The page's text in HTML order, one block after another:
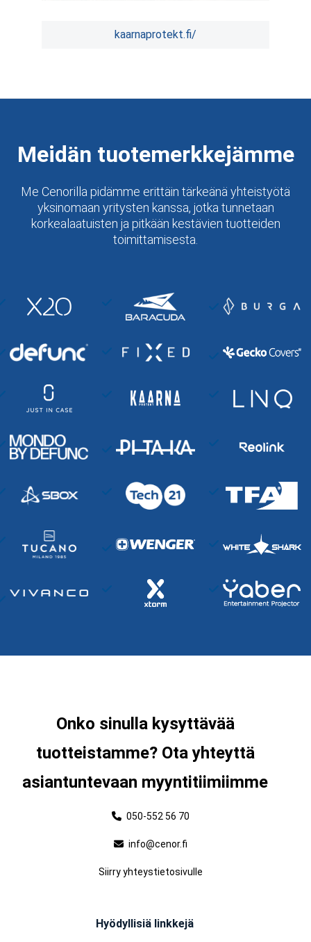
kaarnaprotekt.fi/
Meidän tuotemerkkejämme
Me Cenorilla pidämme erittäin tärkeänä yhteistyötä
yksinomaan yritysten kanssa, jotka tunnetaan
korkealaatuisten ja pitkään kestävien tuotteiden
toimittamisesta.
Onko sinulla kysyttävää
tuotteistamme? Ota yhteyttä
asiantuntevaan myyntitiimiimme
050-552 56 70
info@cenor.fi
Siirry yhteystietosivulle
Hyödyllisiä linkkejä